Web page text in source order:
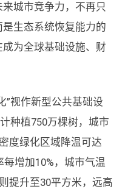
城市竞争力，不再只
生态系统恢复能力的
为全球基础设施、财
”视作新型公共基础设
种植750万棵树，城市
度绿化区域降温可达
增加10%，城市气温
提升至30平方米，远高